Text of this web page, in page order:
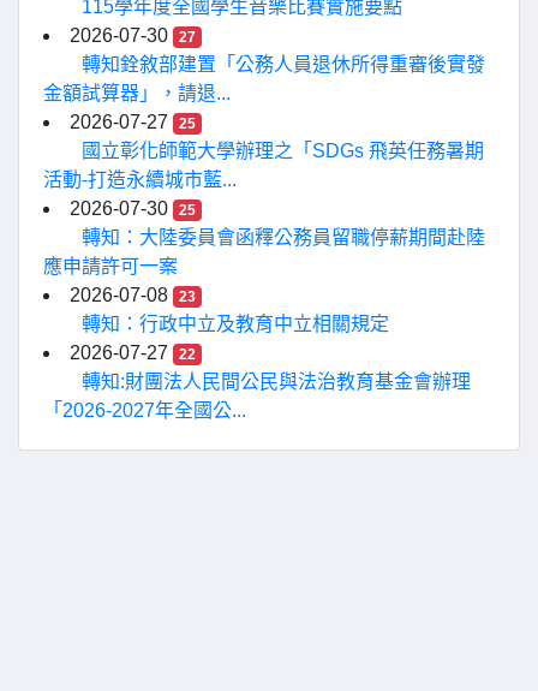
115學年度全國學生音樂比賽實施要點
2026-07-30
27
轉知銓敘部建置「公務人員退休所得重審後實發
金額試算器」，請退...
2026-07-27
25
國立彰化師範大學辦理之「SDGs 飛英任務暑期
活動-打造永續城市藍...
2026-07-30
25
轉知：大陸委員會函釋公務員留職停薪期間赴陸
應申請許可一案
2026-07-08
23
轉知：行政中立及教育中立相關規定
2026-07-27
22
轉知:財團法人民間公民與法治教育基金會辦理
「2026-2027年全國公...